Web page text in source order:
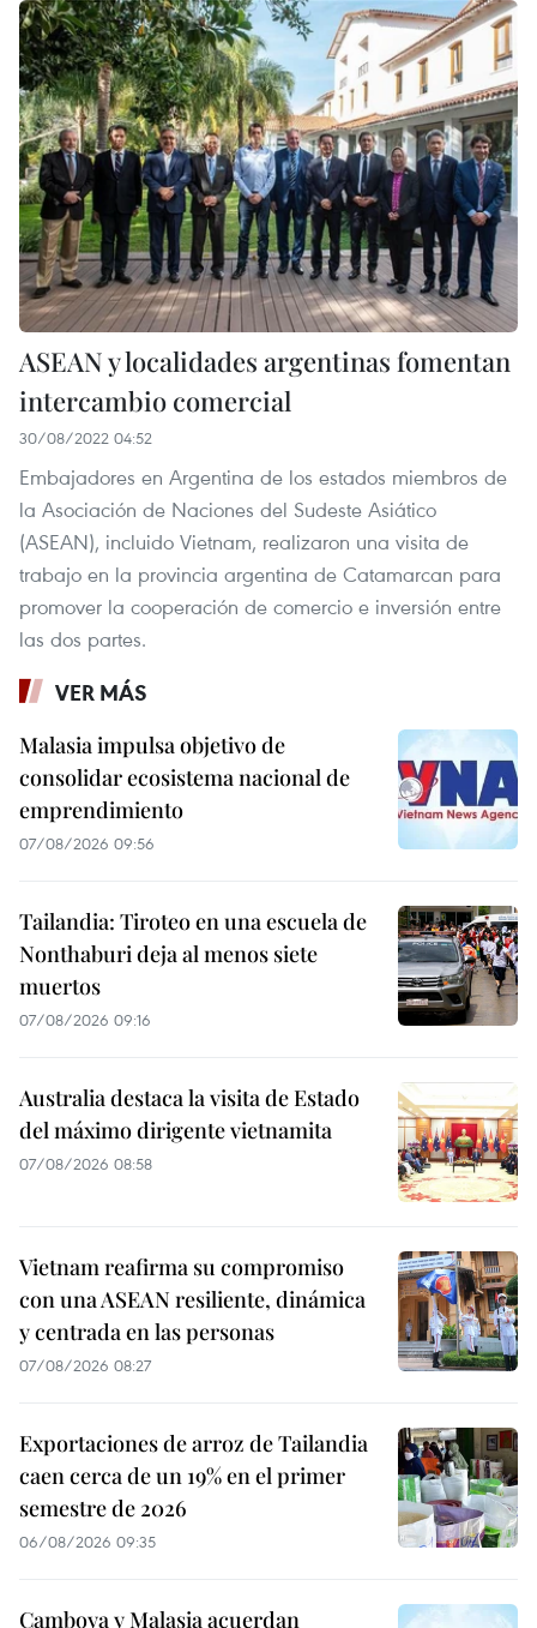
ASEAN y localidades argentinas fomentan
intercambio comercial
30/08/2022 04:52
Embajadores en Argentina de los estados miembros de
la Asociación de Naciones del Sudeste Asiático
(ASEAN), incluido Vietnam, realizaron una visita de
trabajo en la provincia argentina de Catamarcan para
promover la cooperación de comercio e inversión entre
las dos partes.
VER MÁS
Malasia impulsa objetivo de
consolidar ecosistema nacional de
emprendimiento
07/08/2026 09:56
Tailandia: Tiroteo en una escuela de
Nonthaburi deja al menos siete
muertos
07/08/2026 09:16
Australia destaca la visita de Estado
del máximo dirigente vietnamita
07/08/2026 08:58
Vietnam reafirma su compromiso
con una ASEAN resiliente, dinámica
y centrada en las personas
07/08/2026 08:27
Exportaciones de arroz de Tailandia
caen cerca de un 19% en el primer
semestre de 2026
06/08/2026 09:35
Camboya y Malasia acuerdan